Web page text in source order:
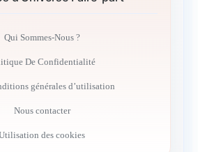
Qui Sommes-Nous ?
De Confidentialité
générales d’utilisation
Nous contacter
des cookies